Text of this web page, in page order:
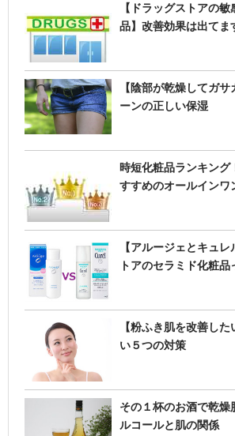
【ドラッグストアの
品】改善効果は出てま
【陰部が乾燥してガ
ーンの正しい保湿
時短化粧品ランキング
すすめのオールインワ
【アルージェとキュ
トアのセラミド化粧品
【粉ふき肌を改善し
い５つの対策
その１杯のお酒で乾燥
ルコールと肌の関係